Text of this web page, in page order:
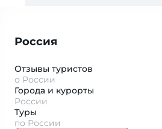
Россия
Отзывы туристов
о России
Города и курорты
России
Туры
по России